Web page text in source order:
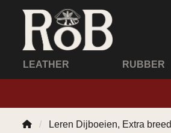
LEATHER RUBBER
Leren Dijboeien, Extra